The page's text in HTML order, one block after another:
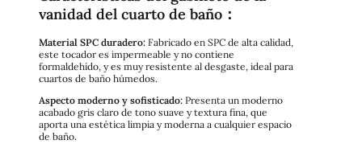
vanidad del cuarto de baño：
Material SPC duradero: Fabricado en SPC de alta calidad,
este tocador es impermeable y no contiene
formaldehído, y es muy resistente al desgaste, ideal para
cuartos de baño húmedos.
Aspecto moderno y sofisticado: Presenta un moderno
acabado gris claro de tono suave y textura fina, que
aporta una estética limpia y moderna a cualquier espacio
de baño.